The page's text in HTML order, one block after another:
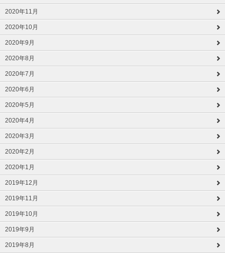
2020年11月
2020年10月
2020年9月
2020年8月
2020年7月
2020年6月
2020年5月
2020年4月
2020年3月
2020年2月
2020年1月
2019年12月
2019年11月
2019年10月
2019年9月
2019年8月